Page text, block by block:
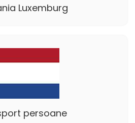
Luxemburg
persoane